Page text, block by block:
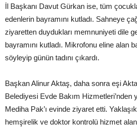
İl Başkanı Davut Gürkan ise, tüm
edenlerin bayramını kutladı. Sahneye
ziyaretten duydukları memnuniyeti dile
bayramını kutladı. Mikrofonu eline alan
söyleyip günün tadını çıkardı.
Başkan Alinur Aktaş, daha sonra eşi
Belediyesi Evde Bakım Hizmetleri’nden
Mediha Pak’ı evinde ziyaret etti.
hemşirelik ve doktor kontrolü hizmet